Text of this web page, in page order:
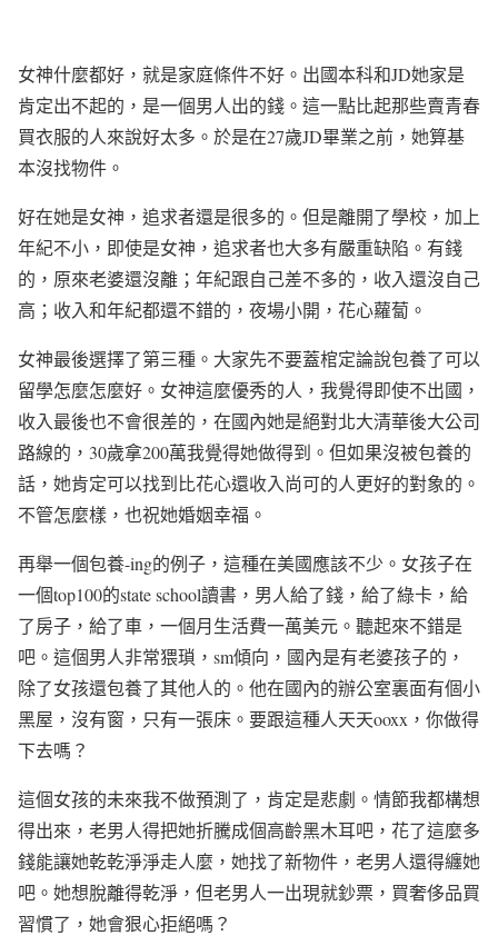
女神什麼都好，就是家庭條件不好。出國本科和JD她家是
肯定出不起的，是一個男人出的錢。這一點比起那些賣青春
買衣服的人來說好太多。於是在27歲JD畢業之前，她算基
本沒找物件。
好在她是女神，追求者還是很多的。但是離開了學校，加上
年紀不小，即使是女神，追求者也大多有嚴重缺陷。有錢
的，原來老婆還沒離；年紀跟自己差不多的，收入還沒自己
高；收入和年紀都還不錯的，夜場小開，花心蘿蔔。
女神最後選擇了第三種。大家先不要蓋棺定論說包養了可以
留學怎麼怎麼好。女神這麼優秀的人，我覺得即使不出國，
收入最後也不會很差的，在國內她是絕對北大清華後大公司
路線的， 30歲拿200萬我覺得她做得到。但如果沒被包養的
話，她肯定可以找到比花心還收入尚可的人更好的對象的。
不管怎麼樣，也祝她婚姻幸福。
再舉一個包養-ing的例子，這種在美國應該不少。女孩子在
一個top100的state school讀書，男人給了錢，給了綠卡，給
了房子，給了車，一個月生活費一萬美元。聽起來不錯是
吧。這個男人非常猥瑣， sm傾向，國內是有老婆孩子的，
除了女孩還包養了其他人的。他在國內的辦公室裏面有個小
黑屋，沒有窗，只有一張床。要跟這種人天天ooxx ，你做得
下去嗎？
這個女孩的未來我不做預測了，肯定是悲劇。情節我都構想
得出來，老男人得把她折騰成個高齡黑木耳吧，花了這麼多
錢能讓她乾乾淨淨走人麼，她找了新物件，老男人還得纏她
吧。她想脫離得乾淨，但老男人一出現就鈔票，買奢侈品買
習慣了，她會狠心拒絕嗎？